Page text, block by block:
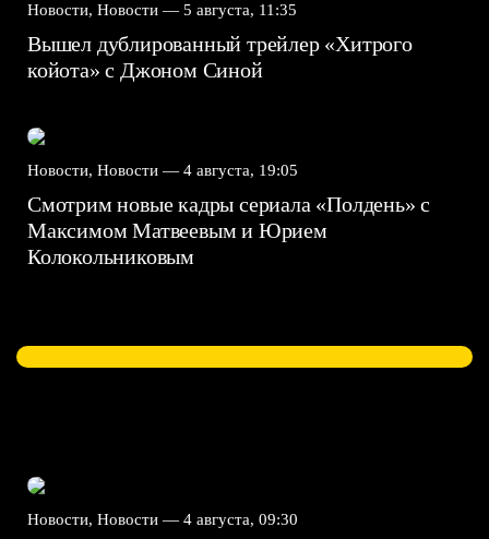
Новости, Новости — 5 августа, 11:35
Вышел дублированный трейлер «Хитрого
койота» с Джоном Синой
Новости, Новости — 4 августа, 19:05
Смотрим новые кадры сериала «Полдень» с
Максимом Матвеевым и Юрием
Колокольниковым
Новости, Новости — 4 августа, 09:30